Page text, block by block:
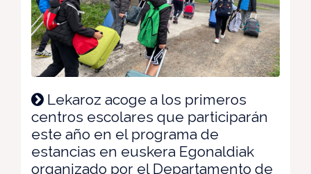
Lekaroz acoge a los primeros
centros escolares que participarán
este año en el programa de
estancias en euskera Egonaldiak
organizado por el Departamento de